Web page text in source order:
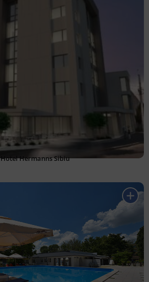
Hotel Hermanns Sibiu